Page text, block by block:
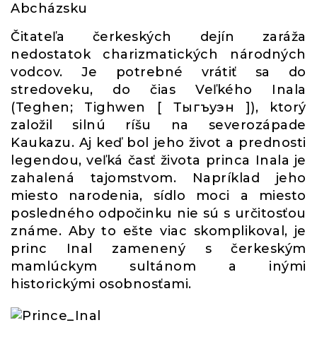
Abcházsku
Čitateľa čerkeských dejín zaráža
nedostatok charizmatických národných
vodcov. Je potrebné vrátiť sa do
stredoveku, do čias Veľkého Inala
(Teghen; Tighwen [ Тыгъуэн ]), ktorý
založil silnú ríšu na severozápade
Kaukazu. Aj keď bol jeho život a prednosti
legendou, veľká časť života princa Inala je
zahalená tajomstvom. Napríklad jeho
miesto narodenia, sídlo moci a miesto
posledného odpočinku nie sú s určitosťou
známe. Aby to ešte viac skomplikoval, je
princ Inal zamenený s čerkeským
mamlúckym sultánom a inými
historickými osobnosťami.